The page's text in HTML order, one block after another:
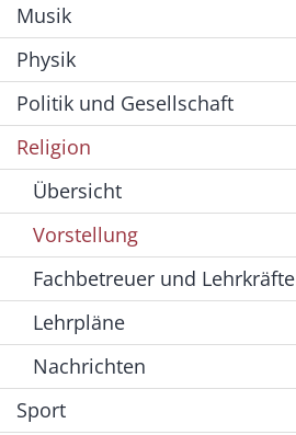
Musik
Physik
Politik und Gesellschaft
Religion
Übersicht
Vorstellung
Fachbetreuer und Lehrkräfte
Lehrpläne
Nachrichten
Sport